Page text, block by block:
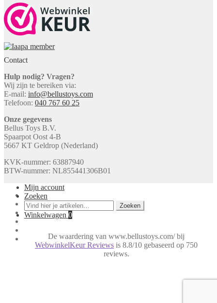
Contact
Hulp nodig? Vragen?
Wij zijn te bereiken via:
E-mail: info@bellustoys.com
Telefoon: 040 767 60 25
Onze gegevens
Bellus Toys B.V.
Spaarpot Oost 4-B
5667 KT Geldrop (Nederland)
KVK-nummer: 63887940
BTW-nummer: NL855441306B01
Mijn account
Zoeken
Zoeken
naar:
Zoeken
Winkelwagen 0
De waardering van www.bellustoys.com/ bij
WebwinkelKeur Reviews is 8.8/10 gebaseerd op 750
reviews.